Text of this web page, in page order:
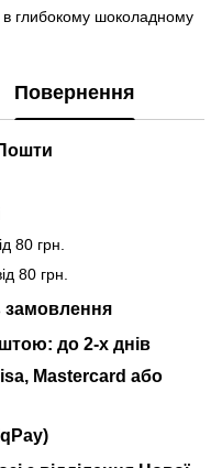
глибокому шоколадному
Повернення
80 грн.
80 грн.
замовлення
до 2-х днів
Mastercard або